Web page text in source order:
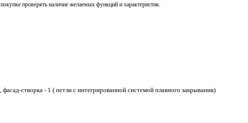
проверять наличие желаемых функций и характеристик.
створка - 1 ( петли с интегрированной системой плавного закрывания)